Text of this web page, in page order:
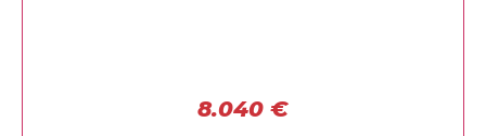
8.040 €